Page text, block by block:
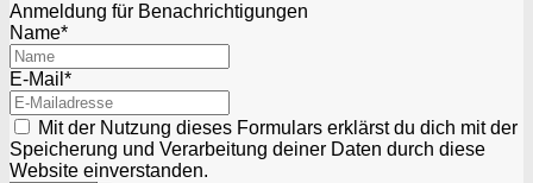
Anmeldung für Benachrichtigungen
Name*
E-Mail*
Mit der Nutzung dieses Formulars erklärst du dich mit der
Speicherung und Verarbeitung deiner Daten durch diese
Website einverstanden.